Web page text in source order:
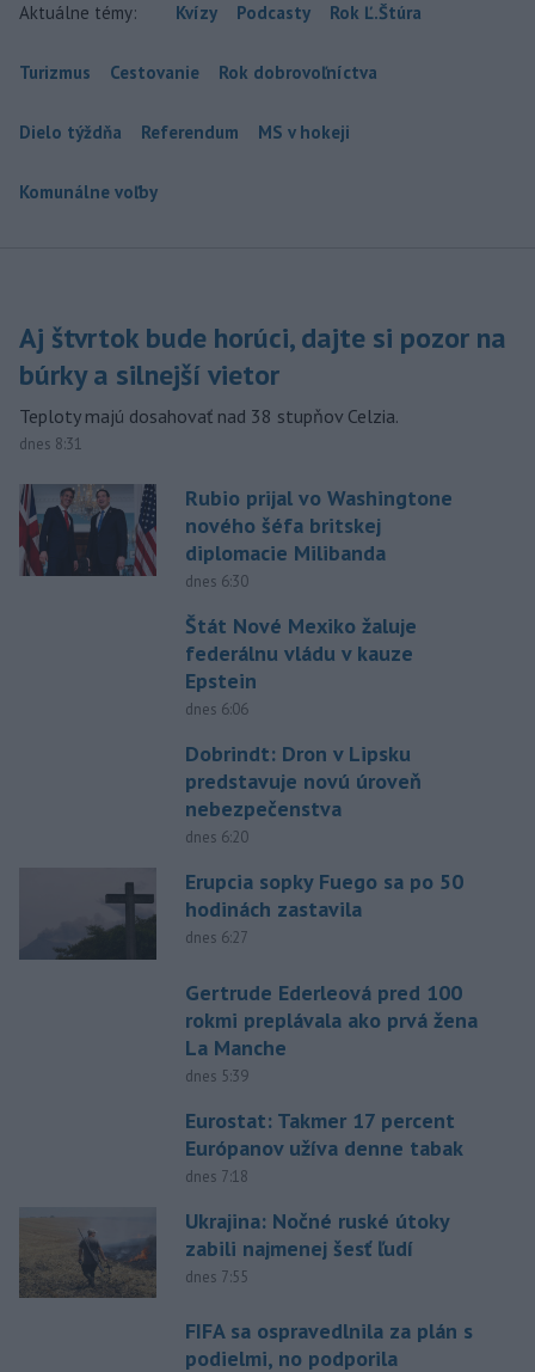
Aktuálne témy: Kvízy Podcasty Rok Ľ.Štúra
Turizmus Cestovanie Rok dobrovoľníctva
Dielo týždňa Referendum MS v hokeji
Komunálne voľby
Aj štvrtok bude horúci, dajte si pozor na
búrky a silnejší vietor
Teploty majú dosahovať nad 38 stupňov Celzia.
dnes 8:31
Rubio prijal vo Washingtone
nového šéfa britskej
diplomacie Milibanda
dnes 6:30
Štát Nové Mexiko žaluje
federálnu vládu v kauze
Epstein
dnes 6:06
Dobrindt: Dron v Lipsku
predstavuje novú úroveň
nebezpečenstva
dnes 6:20
Erupcia sopky Fuego sa po 50
hodinách zastavila
dnes 6:27
Gertrude Ederleová pred 100
rokmi preplávala ako prvá žena
La Manche
dnes 5:39
Eurostat: Takmer 17 percent
Európanov užíva denne tabak
dnes 7:18
Ukrajina: Nočné ruské útoky
zabili najmenej šesť ľudí
dnes 7:55
FIFA sa ospravedlnila za plán s
podielmi, no podporila